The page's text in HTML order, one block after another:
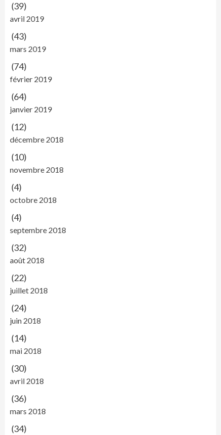
(39)
avril 2019
(43)
mars 2019
(74)
février 2019
(64)
janvier 2019
(12)
décembre 2018
(10)
novembre 2018
(4)
octobre 2018
(4)
septembre 2018
(32)
août 2018
(22)
juillet 2018
(24)
juin 2018
(14)
mai 2018
(30)
avril 2018
(36)
mars 2018
(34)